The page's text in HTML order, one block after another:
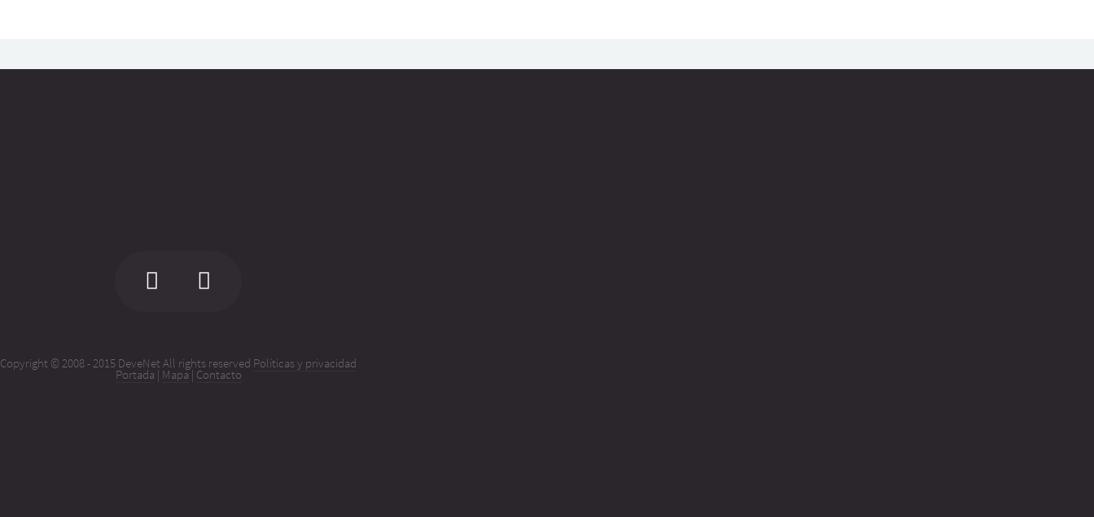
Copyright © 2008 - 2015 DeveNet All rights reserved Políticas y privacidad
Portada | Mapa| Contacto